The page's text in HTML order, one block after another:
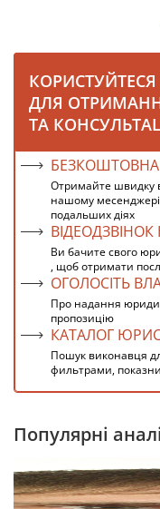
ДЛЯ
ТА
БЕЗКОШТОВНА
Отримайте швидку
нашому
подальших діях
Ви бачите свого
, щоб отримати
ОГОЛОСІТЬ
Про надання
пропозицію
КАТАЛОГ
Пошук виконавця
фильтрами,
Популярні